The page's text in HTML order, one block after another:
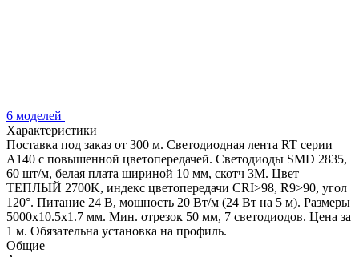
6 моделей
Характеристики
Поставка под заказ от 300 м. Светодиодная лента RT серии
A140 с повышенной цветопередачей. Светодиоды SMD 2835,
60 шт/м, белая плата шириной 10 мм, скотч 3М. Цвет
ТЕПЛЫЙ 2700K, индекс цветопередачи CRI>98, R9>90, угол
120°. Питание 24 В, мощность 20 Вт/м (24 Вт на 5 м). Размеры
5000х10.5х1.7 мм. Мин. отрезок 50 мм, 7 светодиодов. Цена за
1 м. Обязательна установка на профиль.
Общие